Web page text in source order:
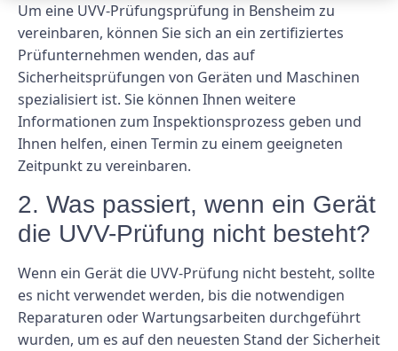
Um eine UVV-Prüfungsprüfung in Bensheim zu
vereinbaren, können Sie sich an ein zertifiziertes
Prüfunternehmen wenden, das auf
Sicherheitsprüfungen von Geräten und Maschinen
spezialisiert ist. Sie können Ihnen weitere
Informationen zum Inspektionsprozess geben und
Ihnen helfen, einen Termin zu einem geeigneten
Zeitpunkt zu vereinbaren.
2. Was passiert, wenn ein Gerät
die UVV-Prüfung nicht besteht?
Wenn ein Gerät die UVV-Prüfung nicht besteht, sollte
es nicht verwendet werden, bis die notwendigen
Reparaturen oder Wartungsarbeiten durchgeführt
wurden, um es auf den neuesten Stand der Sicherheit